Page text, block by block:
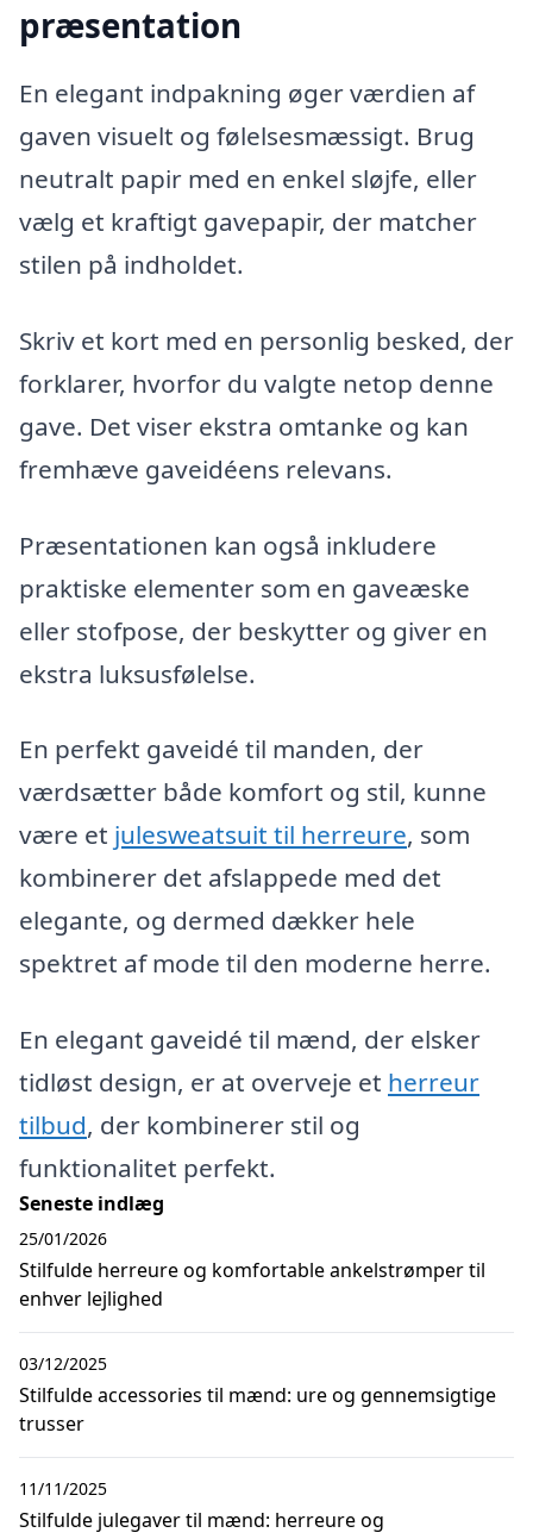
præsentation
En elegant indpakning øger værdien af
gaven visuelt og følelsesmæssigt. Brug
neutralt papir med en enkel sløjfe, eller
vælg et kraftigt gavepapir, der matcher
stilen på indholdet.
Skriv et kort med en personlig besked, der
forklarer, hvorfor du valgte netop denne
gave. Det viser ekstra omtanke og kan
fremhæve gaveidéens relevans.
Præsentationen kan også inkludere
praktiske elementer som en gaveæske
eller stofpose, der beskytter og giver en
ekstra luksusfølelse.
En perfekt gaveidé til manden, der
værdsætter både komfort og stil, kunne
være et julesweatsuit til herreure, som
kombinerer det afslappede med det
elegante, og dermed dækker hele
spektret af mode til den moderne herre.
En elegant gaveidé til mænd, der elsker
tidløst design, er at overveje et herreur
tilbud, der kombinerer stil og
funktionalitet perfekt.
Seneste indlæg
Stilfulde herreure og komfortable ankelstrømper til
enhver lejlighed
25/01/2026
Stilfulde accessories til mænd: ure og gennemsigtige
trusser
03/12/2025
Stilfulde julegaver til mænd: herreure og
11/11/2025